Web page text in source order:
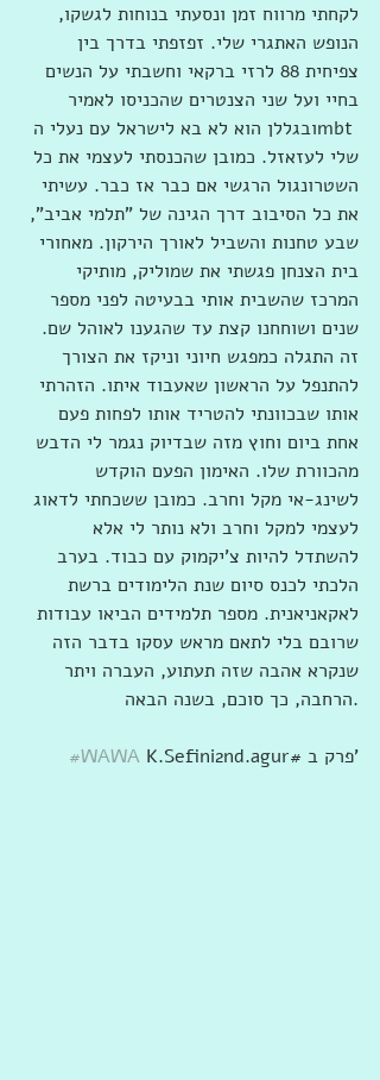
לקחתי מרווח זמן ונסעתי בנוחות לגשקו,
הנופש האתגרי שלי. זפזפתי בדרך בין
צפיחית 88 לרזי ברקאי וחשבתי על הנשים
בחיי ועל שני הצנטרים שהכניסו לאמיר
ובגללן הוא לא בא לישראל עם נעלי הmbt
שלי לעזאזל. כמובן שהכנסתי לעצמי את כל
השטרונגול הרגשי אם כבר אז כבר. עשיתי
את כל הסיבוב דרך הגינה של "תלמי אביב",
שבע טחנות והשביל לאורך הירקון. מאחורי
בית הצנחן פגשתי את שמוליק, מותיקי
המרכז שהשבית אותי בבעיטה לפני מספר
שנים ושוחחנו קצת עד שהגענו לאוהל שם.
זה התגלה כמפגש חיוני וניקז את הצורך
להתנפל על הראשון שאעבוד איתו. הזהרתי
אותו שבכוונתי להטריד אותו לפחות פעם
אחת ביום וחוץ מזה שבדיוק נגמר לי הדבש
מהכוורת שלו. האימון הפעם הוקדש
לשינג-אי מקל וחרב. כמובן ששכחתי לדאוג
לעצמי למקל וחרב ולא נותר לי אלא
להשתדל להיות צ'יקמוק עם כבוד. בערב
הלכתי לכנס סיום שנת הלימודים ברשת
לאקאניאנית. מספר תלמידים הביאו עבודות
שרובם בלי לתאם מראש עסקו בדבר הזה
שנקרא אהבה שזה תעתוע, העברה ויתר
הרחבה, כך סוכם, בשנה הבאה.
#WAWA K.Sefini2nd.agur# פרק ב'